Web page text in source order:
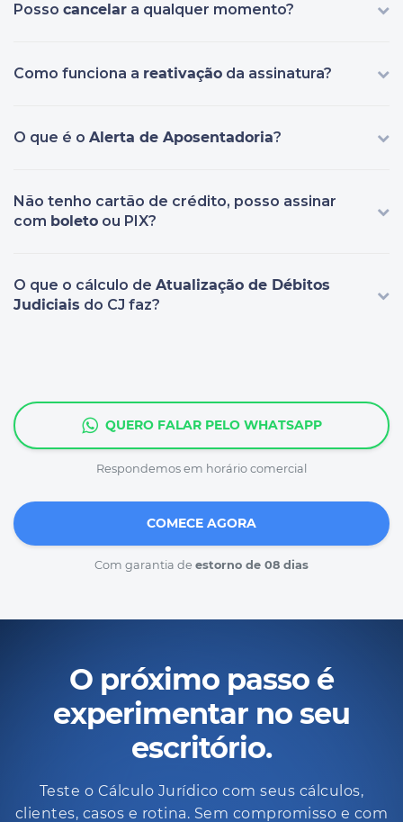
Posso cancelar a qualquer momento?
Como funciona a reativação da assinatura?
O que é o Alerta de Aposentadoria?
Não tenho cartão de crédito, posso assinar
com boleto ou PIX?
O que o cálculo de Atualização de Débitos
Judiciais do CJ faz?
QUERO FALAR PELO WHATSAPP
Respondemos em horário comercial
COMECE AGORA
Com garantia de estorno de 08 dias
O próximo passo é
experimentar no seu
escritório.
Teste o Cálculo Jurídico com seus cálculos,
clientes, casos e rotina. Sem compromisso e com